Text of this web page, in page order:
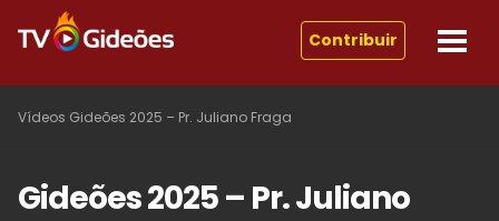
Contribuir
Vídeos Gideões 2025 – Pr. Juliano Fraga
Gideões 2025 – Pr. Juliano